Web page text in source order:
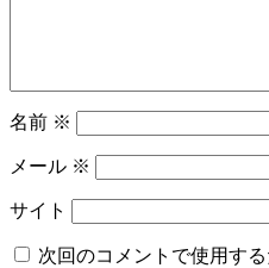
名前 ※
メール ※
サイト
次回のコメントで使用す